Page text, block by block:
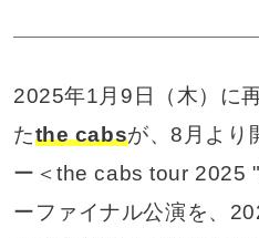
2025年1月9日（木）に
たthe cabsが、8月より
ー＜the cabs tour 2025
ーファイナル公演を、